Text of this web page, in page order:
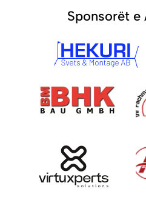
Sponsorët e